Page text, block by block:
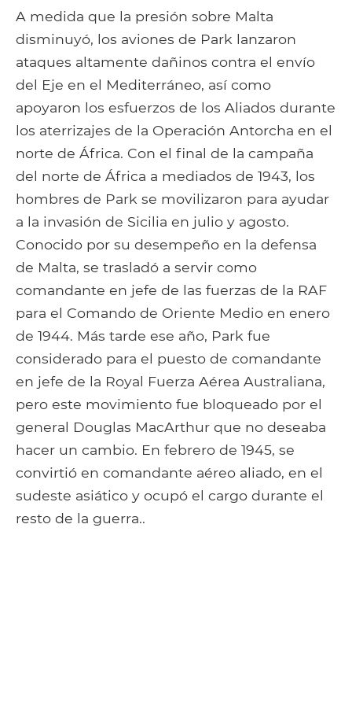
A medida que la presión sobre Malta
disminuyó, los aviones de Park lanzaron
ataques altamente dañinos contra el envío
del Eje en el Mediterráneo, así como
apoyaron los esfuerzos de los Aliados durante
los aterrizajes de la Operación Antorcha en el
norte de África. Con el final de la campaña
del norte de África a mediados de 1943, los
hombres de Park se movilizaron para ayudar
a la invasión de Sicilia en julio y agosto.
Conocido por su desempeño en la defensa
de Malta, se trasladó a servir como
comandante en jefe de las fuerzas de la RAF
para el Comando de Oriente Medio en enero
de 1944. Más tarde ese año, Park fue
considerado para el puesto de comandante
en jefe de la Royal Fuerza Aérea Australiana,
pero este movimiento fue bloqueado por el
general Douglas MacArthur que no deseaba
hacer un cambio. En febrero de 1945, se
convirtió en comandante aéreo aliado, en el
sudeste asiático y ocupó el cargo durante el
resto de la guerra..